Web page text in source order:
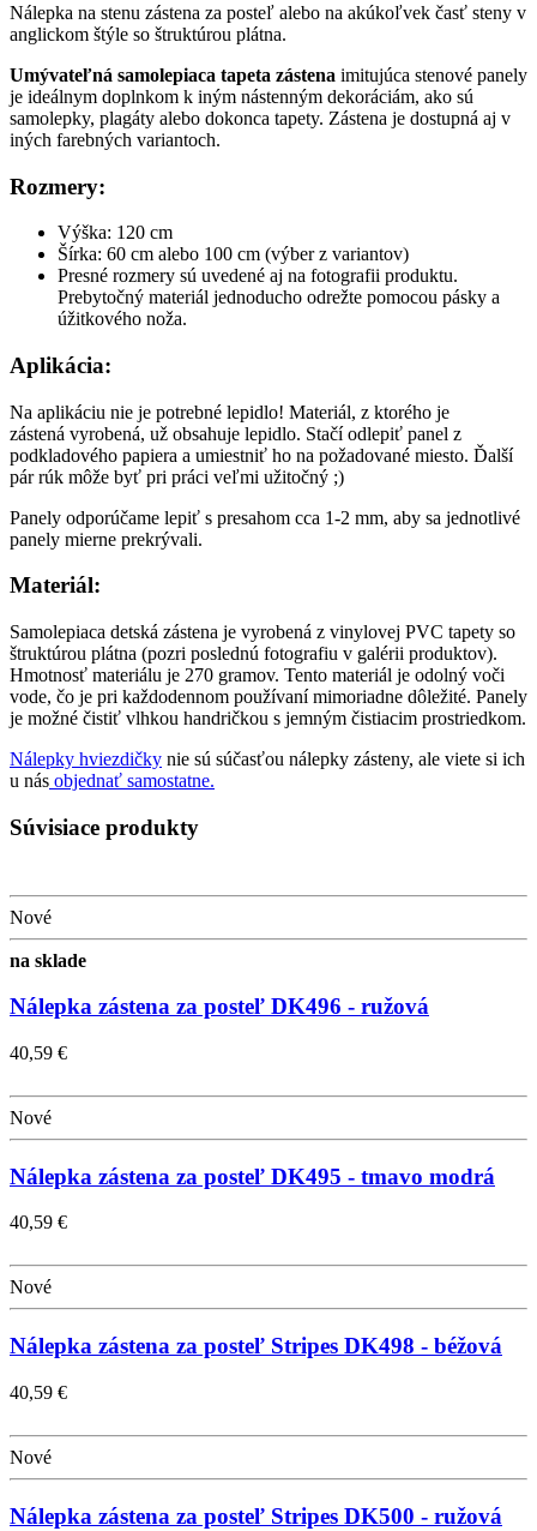
Nálepka na stenu zástena za posteľ alebo na akúkoľvek časť steny v
anglickom štýle so štruktúrou plátna.
Umývateľná samolepiaca tapeta zástena imitujúca stenové panely
je ideálnym doplnkom k iným nástenným dekoráciám, ako sú
samolepky, plagáty alebo dokonca tapety. Zástena je dostupná aj v
iných farebných variantoch.
Rozmery:
Výška: 120 cm
Šírka: 60 cm alebo 100 cm (výber z variantov)
Presné rozmery sú uvedené aj na fotografii produktu.
Prebytočný materiál jednoducho odrežte pomocou pásky a
úžitkového noža.
Aplikácia:
Na aplikáciu nie je potrebné lepidlo! Materiál, z ktorého je
zástená vyrobená, už obsahuje lepidlo. Stačí odlepiť panel z
podkladového papiera a umiestniť ho na požadované miesto. Ďalší
pár rúk môže byť pri práci veľmi užitočný ;)
Panely odporúčame lepiť s presahom cca 1-2 mm, aby sa jednotlivé
panely mierne prekrývali.
Materiál:
Samolepiaca detská zástena je vyrobená z vinylovej PVC tapety so
štruktúrou plátna (pozri poslednú fotografiu v galérii produktov).
Hmotnosť materiálu je 270 gramov. Tento materiál je odolný voči
vode, čo je pri každodennom používaní mimoriadne dôležité. Panely
je možné čistiť vlhkou handričkou s jemným čistiacim prostriedkom.
Nálepky hviezdičky nie sú súčasťou nálepky zásteny, ale viete si ich
u nás objednať samostatne.
Súvisiace produkty
Nové
na sklade
Nálepka zástena za posteľ DK496 - ružová
40,59 €
Nové
Nálepka zástena za posteľ DK495 - tmavo modrá
40,59 €
Nové
Nálepka zástena za posteľ Stripes DK498 - béžová
40,59 €
Nové
Nálepka zástena za posteľ Stripes DK500 - ružová